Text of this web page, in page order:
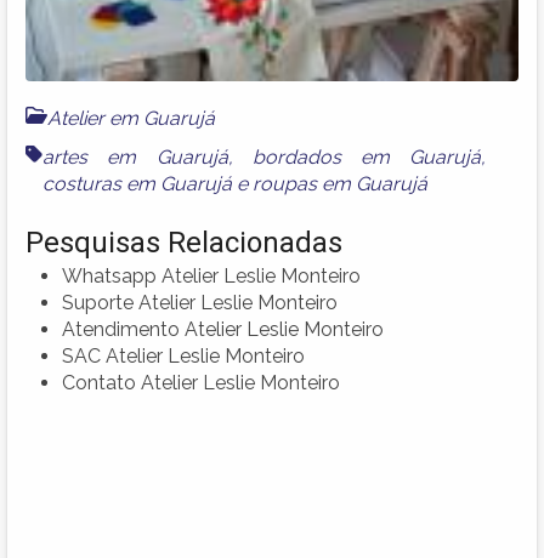
Atelier em Guarujá
artes em Guarujá, bordados em Guarujá,
costuras em Guarujá e roupas em Guarujá
Pesquisas Relacionadas
Whatsapp Atelier Leslie Monteiro
Suporte Atelier Leslie Monteiro
Atendimento Atelier Leslie Monteiro
SAC Atelier Leslie Monteiro
Contato Atelier Leslie Monteiro